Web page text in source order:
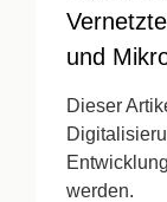
und
Dieser
werden.